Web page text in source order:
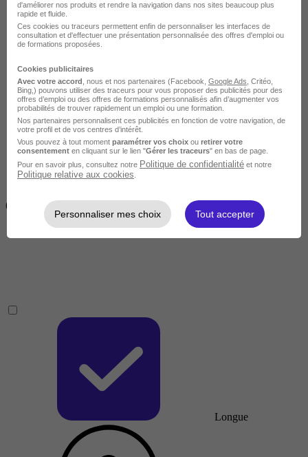
Intermédiaire
( 70h à 560h)
Longue
d'améliorer nos produits et rendre la navigation dans nos sites beaucoup plus
rapide et fluide.
Ces cookies ou traceurs permettent enfin de personnaliser les interfaces de
consultation et d'effectuer une présentation personnalisée des offres d'emploi ou
de formations proposées.
Cookies publicitaires
Avec votre accord , nous et nos partenaires (Facebook, Google Ads , Critéo,
Bing,) pouvons utiliser des traceurs pour vous proposer des publicités pour des
offres d’emploi ou des offres de formations personnalisés afin d’augmenter vos
probabilités de trouver rapidement un emploi ou une formation.
Nos partenaires personnalisent ces publicités en fonction de votre navigation, de
votre profil et de vos centres d’intérêt.
Vous pouvez à tout moment paramétrer vos choix ou retirer votre
consentement en cliquant sur le lien "Gérer les traceurs" en bas de page.
Pour en savoir plus, consultez notre Politique de confidentialité et notre
Politique relative aux cookies
Personnaliser mes choix Tout accepter